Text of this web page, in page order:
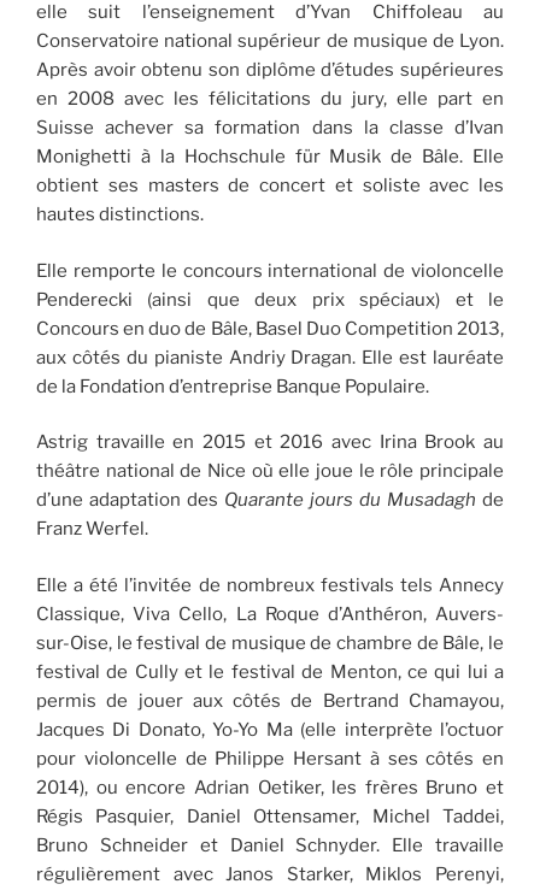
elle suit l’enseignement d’Yvan Chiffoleau au
Conservatoire national supérieur de musique de Lyon.
Après avoir obtenu son diplôme d’études supérieures
en 2008 avec les félicitations du jury, elle part en
Suisse achever sa formation dans la classe d’Ivan
Monighetti à la Hochschule für Musik de Bâle. Elle
obtient ses masters de concert et soliste avec les
hautes distinctions.
Elle remporte le concours international de violoncelle
Penderecki (ainsi que deux prix spéciaux) et le
Concours en duo de Bâle, Basel Duo Competition 2013,
aux côtés du pianiste Andriy Dragan. Elle est lauréate
de la Fondation d’entreprise Banque Populaire.
Astrig travaille en 2015 et 2016 avec Irina Brook au
théâtre national de Nice où elle joue le rôle principale
d’une adaptation des Quarante jours du Musadagh de
Franz Werfel.
Elle a été l’invitée de nombreux festivals tels Annecy
Classique, Viva Cello, La Roque d’Anthéron, Auvers-
sur-Oise, le festival de musique de chambre de Bâle, le
festival de Cully et le festival de Menton, ce qui lui a
permis de jouer aux côtés de Bertrand Chamayou,
Jacques Di Donato, Yo-Yo Ma (elle interprète l’octuor
pour violoncelle de Philippe Hersant à ses côtés en
2014), ou encore Adrian Oetiker, les frères Bruno et
Régis Pasquier, Daniel Ottensamer, Michel Taddei,
Bruno Schneider et Daniel Schnyder. Elle travaille
régulièrement avec Janos Starker, Miklos Perenyi,